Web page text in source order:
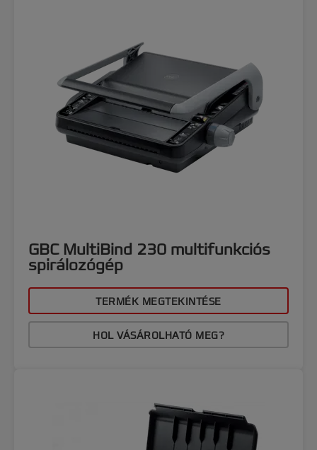
GBC MultiBind 230 multifunkciós
spirálozógép
TERMÉK MEGTEKINTÉSE
HOL VÁSÁROLHATÓ MEG?